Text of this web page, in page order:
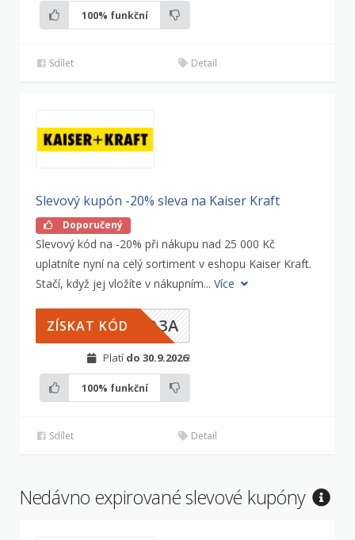
100% funkční
Sdílet Detail
Slevový kupón -20% sleva na Kaiser Kraft
Doporučený
Slevový kód na -20% při nákupu nad 25 000 Kč
uplatníte nyní na celý sortiment v eshopu Kaiser Kraft.
Stačí, když jej vložíte v nákupním... Více
ZQ3A
ZÍSKAT KÓD
Platí do 30.9.2026!
100% funkční
Sdílet Detail
Nedávno expirované slevové kupóny